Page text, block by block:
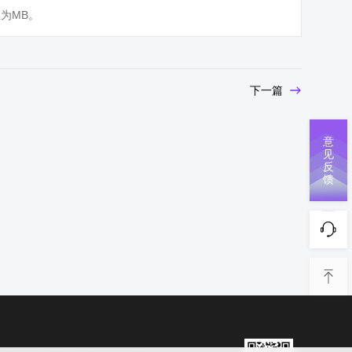
MB。
下一篇
意
见
反
馈